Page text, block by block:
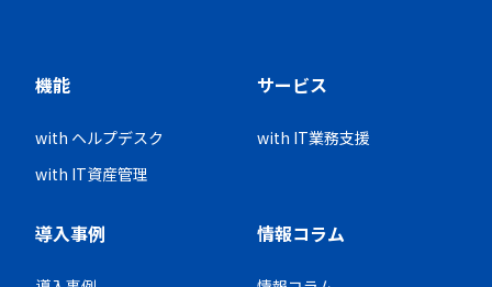
機能
with ヘルプデスク
with IT資産管理
サービス
with IT業務支援
導入事例 情報コラム